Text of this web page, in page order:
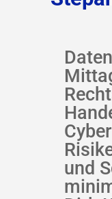
und